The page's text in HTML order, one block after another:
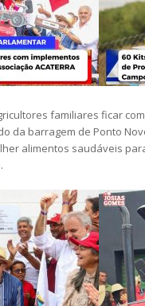
familiares ficar
da barragem de Ponto
alimentos saudáveis